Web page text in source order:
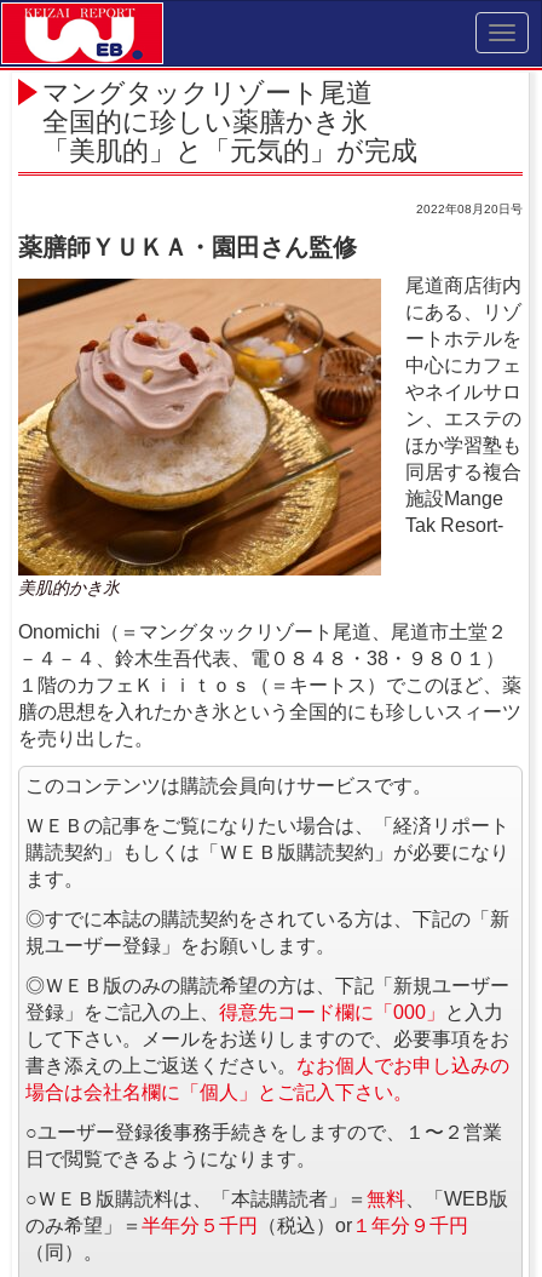
マングタックリゾート尾道
全国的に珍しい薬膳かき氷
「美肌的」と「元気的」が完成
2022年08月20日号
薬膳師ＹＵＫＡ・園田さん監修
美肌的かき氷
尾道商店街内
にある、リゾ
ートホテルを
中心にカフェ
やネイルサロ
ン、エステの
ほか学習塾も
同居する複合
施設Mange
Tak Resort-
Onomichi（＝マングタックリゾート尾道、尾道市土堂２
－４－４、鈴木生吾代表、電０８４８・38・９８０１）
１階のカフェＫｉｉｔｏｓ（＝キートス）でこのほど、薬
膳の思想を入れたかき氷という全国的にも珍しいスィーツ
を売り出した。
このコンテンツは購読会員向けサービスです。
ＷＥＢの記事をご覧になりたい場合は、「経済リポート
購読契約」もしくは「ＷＥＢ版購読契約」が必要になり
ます。
◎すでに本誌の購読契約をされている方は、下記の「新
規ユーザー登録」をお願いします。
◎ＷＥＢ版のみの購読希望の方は、下記「新規ユーザー
登録」をご記入の上、 得意先コード欄に「000」
と入力
して下さい。メールをお送りしますので、必要事項をお
書き添えの上ご返送ください。 なお個人でお申し込みの
場合は会社名欄に「個人」とご記入下さい。
○ユーザー登録後事務手続きをしますので、１〜２営業
日で閲覧できるようになります。
○ＷＥＢ版購読料は、「本誌購読者」＝ 無料 、「WEB版
のみ希望」＝ 半年分５千円 （税込）or １年分９千円
（同）。